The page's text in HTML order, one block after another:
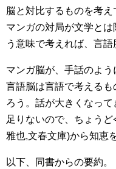
脳と対比するものを考え
マンガの対局が文学と
う意味で考えれば、言語
マンガ脳が、手話のよう
言語脳は言語で考える
ろう。話が大きくなって
足りないので、ちょう
雅也,文春文庫)から知恵
以下、同書からの要約。